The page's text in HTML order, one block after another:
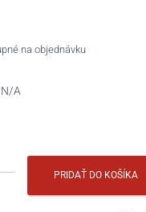
na objednávku
N/A
PRIDAŤ DO KOŠÍKA